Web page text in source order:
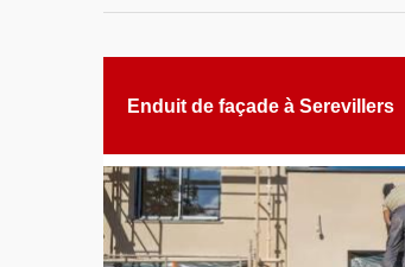
Enduit de façade à Serevillers